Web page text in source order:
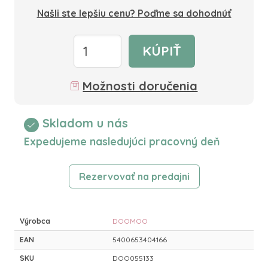
Našli ste lepšiu cenu? Poďme sa dohodnúť
KÚPIŤ
Možnosti doručenia
Skladom u nás
Expedujeme nasledujúci pracovný deň
Rezervovať na predajni
Výrobca DOOMOO
EAN 5400653404166
SKU DOO055133